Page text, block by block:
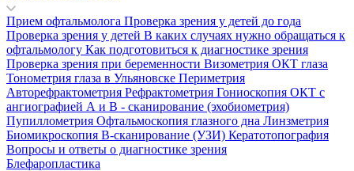
Прием офтальмолога Проверка зрения у детей до года
Проверка зрения у детей В каких случаях нужно обращаться к
офтальмологу Как подготовиться к диагностике зрения
Проверка зрения при беременности Визометрия ОКТ глаза
Тонометрия глаза в Ульяновске Периметрия
Авторефрактометрия Рефрактометрия Гониоскопия ОКТ с
ангиографией А и В - сканирование (эхобиометрия)
Пупиллометрия Офтальмоскопия глазного дна Линзметрия
Биомикроскопия В-сканирование (УЗИ) Кератотопография
Вопросы и ответы о диагностике зрения
Блефаропластика